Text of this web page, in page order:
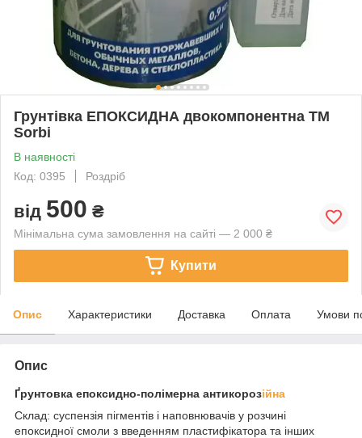
Грунтівка ЕПОКСИДНА двокомпонентна TM
Sorbi
В наявності
Код: 0395
Роздріб
від 500 ₴
Мінімальна сума замовлення на сайті — 2 000 ₴
Купити
Опис Характеристики Доставка Оплата Умови
Опис
Ґрунтовка епоксидно-полімерна антикорозійна
Склад: суспензія пігментів і наповнювачів у розчині
епоксидної смоли з введенням пластифікатора та інших